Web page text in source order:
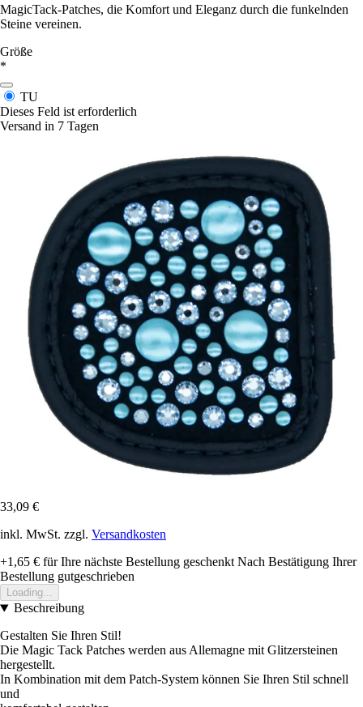
MagicTack-Patches, die Komfort und Eleganz durch die funkelnden
Steine vereinen.
Größe
*
TU
Dieses Feld ist erforderlich
Versand in 7 Tagen
33,09 €
inkl. MwSt. zzgl. Versandkosten
+1,65 € für Ihre nächste Bestellung geschenkt Nach Bestätigung Ihrer
Bestellung gutgeschrieben
Loading...
Beschreibung
Gestalten Sie Ihren Stil!
Die Magic Tack Patches werden aus Allemagne mit Glitzersteinen
hergestellt.
In Kombination mit dem Patch-System können Sie Ihren Stil schnell
und